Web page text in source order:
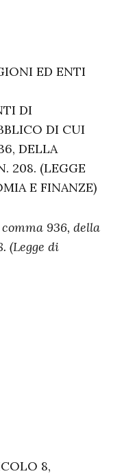
ED ENTI
DI
DI CUI
DELLA
208. (LEGGE
E FINANZE)
936, della
(Legge di
8,